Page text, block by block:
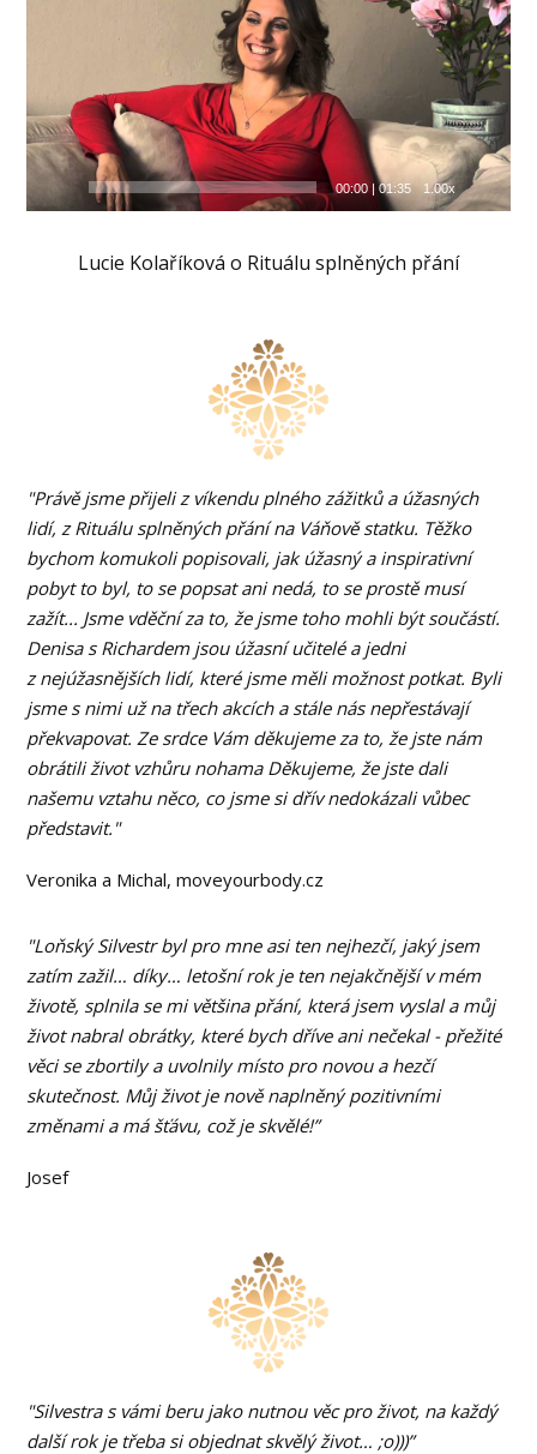
00:00| 01:35 1.00x
Lucie Kolaříková o Rituálu splněných přání
"Právě jsme přijeli z víkendu plného zážitků a úžasných
lidí, z Rituálu splněných přání na Váňově statku. Těžko
bychom komukoli popisovali, jak úžasný a inspirativní
pobyt to byl, to se popsat ani nedá, to se prostě musí
zažít... Jsme vděční za to, že jsme toho mohli být součástí.
Denisa s Richardem jsou úžasní učitelé a jedni
z nejúžasnějších lidí, které jsme měli možnost potkat. Byli
jsme s nimi už na třech akcích a stále nás nepřestávají
překvapovat. Ze srdce Vám děkujeme za to, že jste nám
obrátili život vzhůru nohama Děkujeme, že jste dali
našemu vztahu něco, co jsme si dřív nedokázali vůbec
představit."
Veronika a Michal, moveyourbody.cz
"Loňský Silvestr byl pro mne asi ten nejhezčí, jaký jsem
zatím zažil… díky… letošní rok je ten nejakčnější v mém
životě, splnila se mi většina přání, která jsem vyslal a můj
život nabral obrátky, které bych dříve ani nečekal - přežité
věci se zbortily a uvolnily místo pro novou a hezčí
skutečnost. Můj život je nově naplněný pozitivními
změnami a má šťávu, což je skvělé!”
Josef
"Silvestra s vámi beru jako nutnou věc pro život, na každý
další rok je třeba si objednat skvělý život… ;o)))”